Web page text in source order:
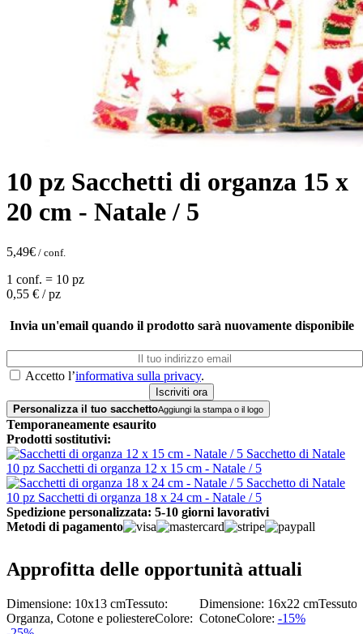
10 pz Sacchetti di organza 15 x
20 cm - Natale / 5
5,49€ / conf.
1 conf. = 10 pz
0,55 € / pz
Invia un'email quando il prodotto sarà nuovamente disponibile
Accetto l’informativa sulla privacy.
Personalizza il tuo sacchettoAggiungi la stampa o il logo
Temporaneamente esaurito
Prodotti sostitutivi:
10 pz Sacchetti di organza 12 x 15 cm - Natale / 5
10 pz Sacchetti di organza 18 x 24 cm - Natale / 5
Spedizione personalizzata: 5-10 giorni lavorativi
Metodi di pagamento
Approfitta delle opportunità attuali
Dimensione: 10x13 cmTessuto:
Organza, Cotone e poliestereColore:
Dimensione: 16x22 cmTessuto:
CotoneColore: -15%